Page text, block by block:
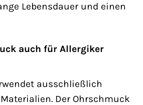
Lebensdauer und einen
auch für Allergiker
ausschließlich
Der Ohrschmuck